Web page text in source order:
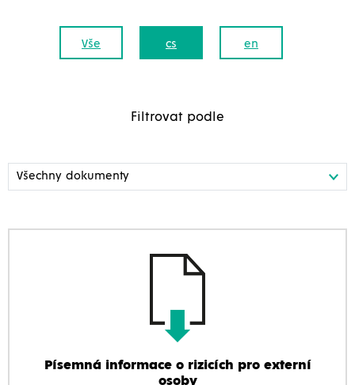
Vše cs en
Filtrovat podle
Písemná informace o rizicích pro externí
osoby